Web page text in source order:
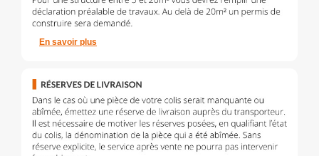
En savoir plus